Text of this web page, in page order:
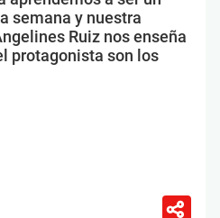
semana y nuestra
Ruiz nos enseña
protagonista son los